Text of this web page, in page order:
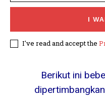
I
I've read and accept the
Berikut ini